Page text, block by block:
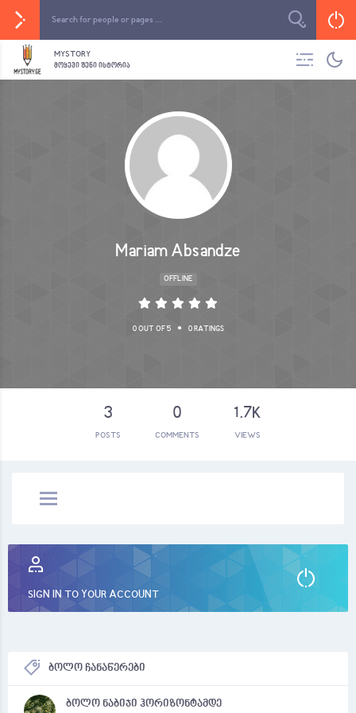
MYSTORY
ᲛᲝᲧᲔᲕᲘ ᲨᲔᲜᲘ ᲘᲡᲢᲝᲠᲘᲐ
Mariam Absandze
OFFLINE
0 OUT OF 5 • 0 RATINGS
3
POSTS
0
COMMENTS
1.7K
VIEWS
SIGN IN TO YOUR ACCOUNT
ბოლო ჩანაწერები
ბოლო ნაბიჯი ჰორიზონტამდე